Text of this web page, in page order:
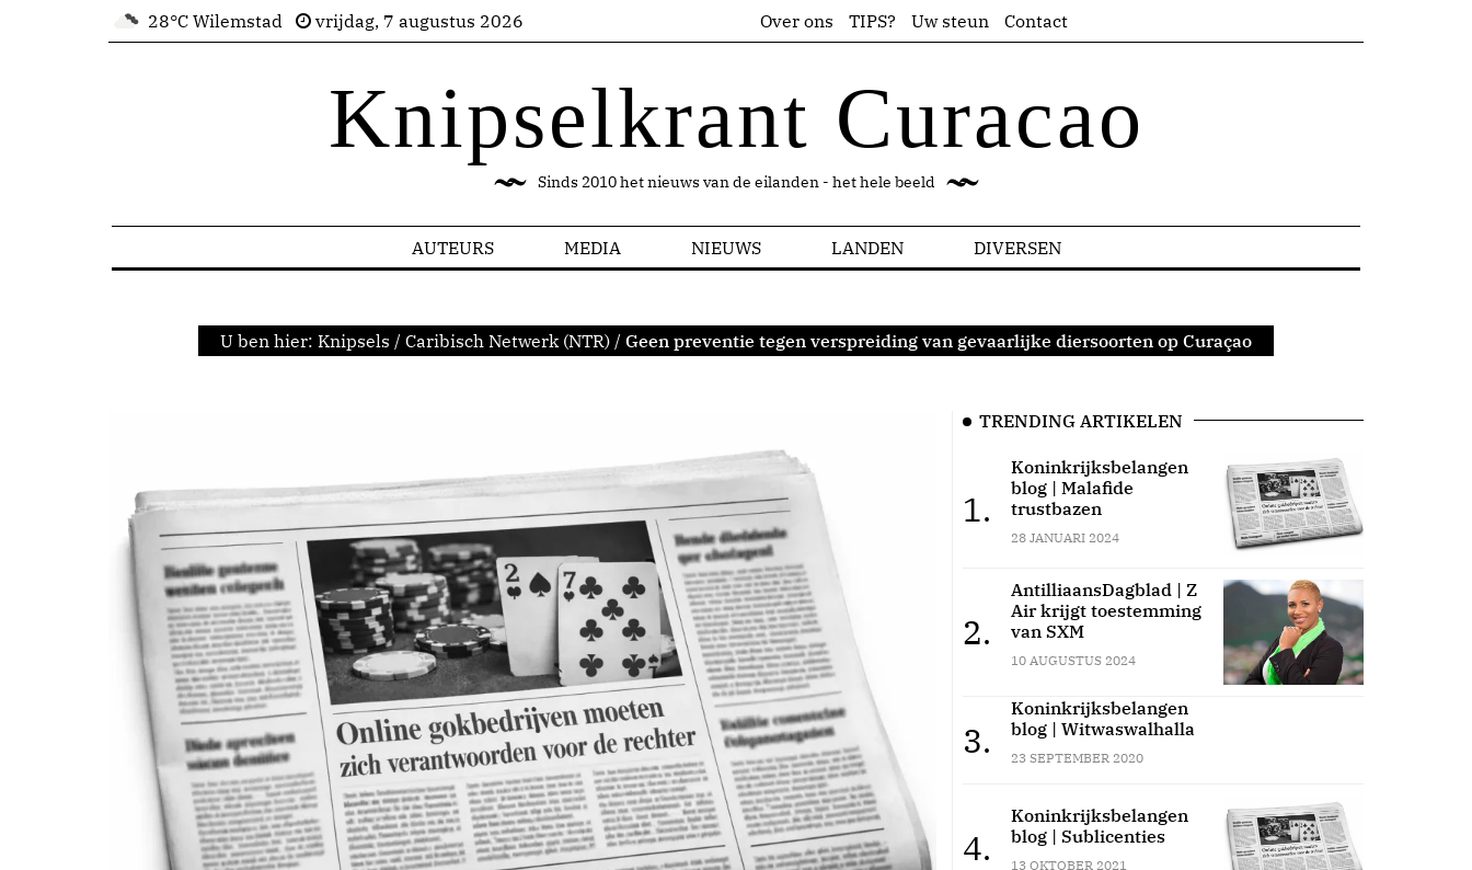
28°C Wilemstad vrijdag, 7 augustus 2026 Over ons TIPS? Uw steun Contact
Knipselkrant Curacao
Sinds 2010 het nieuws van de eilanden - het hele beeld
AUTEURS MEDIA NIEUWS LANDEN DIVERSEN
U ben hier: Knipsels / Caribisch Netwerk (NTR) / Geen preventie tegen verspreiding van gevaarlijke diersoorten op Curaçao
TRENDING ARTIKELEN
1.
Koninkrijksbelangen
blog | Malafide
trustbazen
28 JANUARI 2024
2.
AntilliaansDagblad | Z
Air krijgt toestemming
van SXM
10 AUGUSTUS 2024
3.
Koninkrijksbelangen
blog | Witwaswalhalla
23 SEPTEMBER 2020
4.
Koninkrijksbelangen
blog | Sublicenties
13 OKTOBER 2021